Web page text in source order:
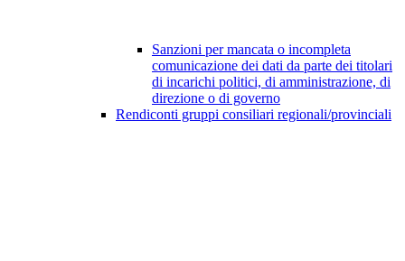
Sanzioni per mancata o incompleta
comunicazione dei dati da parte dei titolari
di incarichi politici, di amministrazione, di
direzione o di governo
Rendiconti gruppi consiliari regionali/provinciali